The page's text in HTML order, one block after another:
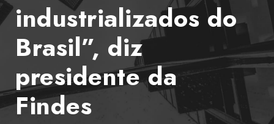
industrializados do
Brasil”, diz
presidente da
Findes